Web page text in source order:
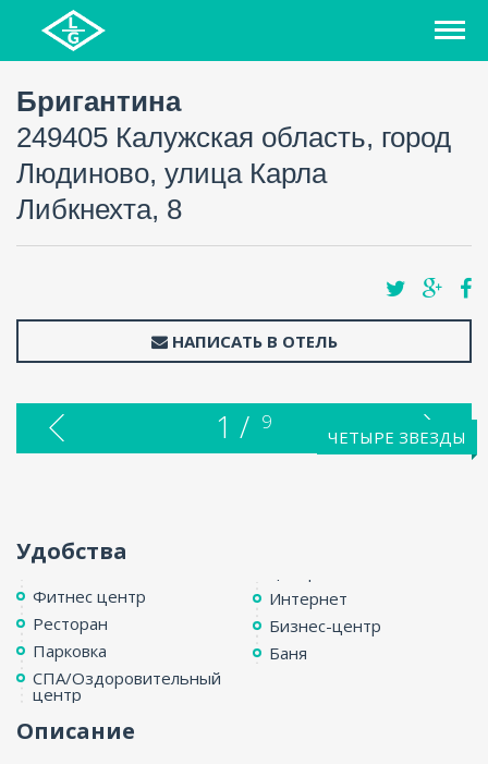
Бригантина
249405 Калужская область, город
Людиново, улица Карла
Либкнехта, 8
НАПИСАТЬ В ОТЕЛЬ
ЧЕТЫРЕ ЗВЕЗДЫ
1 / 9
Удобства
Фитнес центр
Ресторан
Парковка
СПА/Оздоровительный
центр
Интернет
Бизнес-центр
Баня
Описание